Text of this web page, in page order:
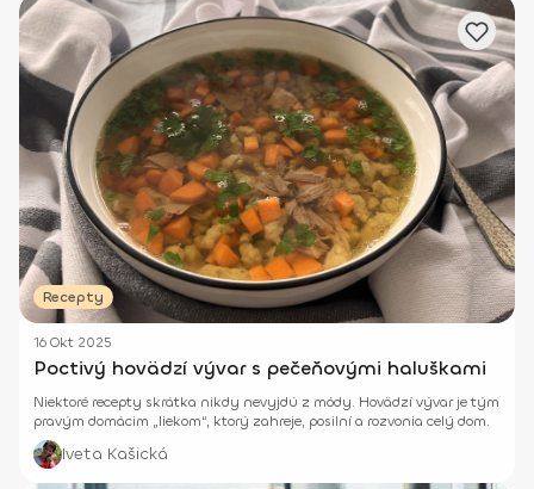
Recepty
16 Okt 2025
Poctivý hovädzí vývar s pečeňovými haluškami
Niektoré recepty skrátka nikdy nevyjdú z módy. Hovädzí vývar je tým
pravým domácim „liekom“, ktorý zahreje, posilní a rozvonia celý dom.
Iveta Kašická